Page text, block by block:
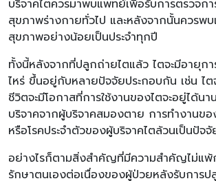
บริจาคไตควรมาพบแพทย์เพื่อรับการตรวจก
สุขภาพร่างกายทั่วไป และหลังจากนั้นควรพ
สุขภาพอย่างน้อยเป็นประจำทุกปี
ทั้งนี้หลังจากที่ปลูกถ่ายไตแล้ว ไตจะมีอายุกา
ไหร่ ขึ้นอยู่กับหลายปัจจัยประกอบกัน เช่น ไ
ชีวิตจะมีโอกาสที่การใช้งานของไตจะอยู่ได้นา
บริจาคจากผู้บริจาคสมองตาย การทำงานข
หรือโรคประจำตัวของผู้บริจาคไตล้วนเป็นปั
อย่างไรก็ตามสิ่งสำคัญที่มีความสำคัญไม่แ
รักษาตนเองต่อเนื่องของผู้ป่วยหลังรับการป